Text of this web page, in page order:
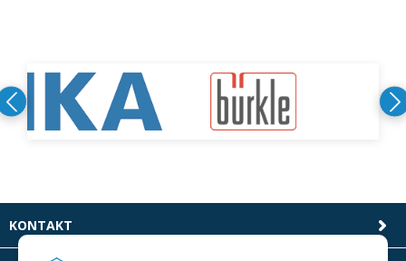
KONTAKT